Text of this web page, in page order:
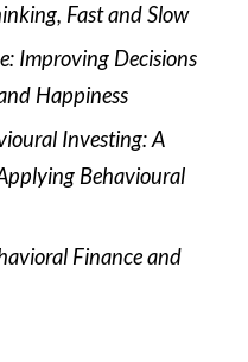
Fast and Slow
Improving Decisions
Happiness
Investing: A
Behavioural
Finance and